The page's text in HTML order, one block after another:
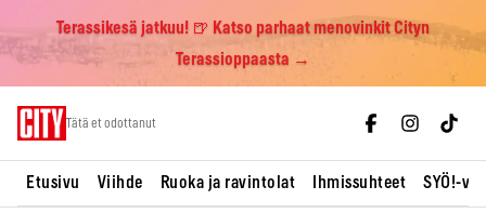
Terassikesä jatkuu! 🍺 Katso parhaat menovinkit Cityn
Terassioppaasta →
Tätä et odottanut
Etusivu Viihde Ruoka ja ravintolat Ihmissuhteet SYÖ!-